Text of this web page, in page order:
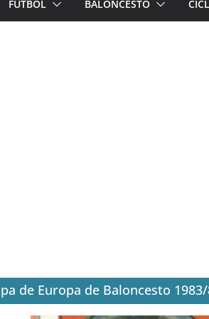
FÚTBOL BALONCESTO
de Europa de Baloncesto